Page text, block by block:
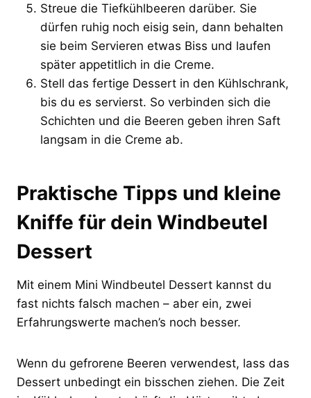
Streue die Tiefkühlbeeren darüber. Sie
dürfen ruhig noch eisig sein, dann behalten
sie beim Servieren etwas Biss und laufen
später appetitlich in die Creme.
Stell das fertige Dessert in den Kühlschrank,
bis du es servierst. So verbinden sich die
Schichten und die Beeren geben ihren Saft
langsam in die Creme ab.
Praktische Tipps und kleine
Kniffe für dein Windbeutel
Dessert
Mit einem Mini Windbeutel Dessert kannst du
fast nichts falsch machen – aber ein, zwei
Erfahrungswerte machen’s noch besser.
Wenn du gefrorene Beeren verwendest, lass das
Dessert unbedingt ein bisschen ziehen. Die Zeit